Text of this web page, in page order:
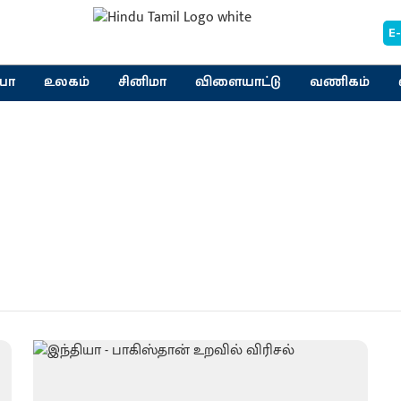
உலகம் சினிமா விளையாட்டு வணிகம்